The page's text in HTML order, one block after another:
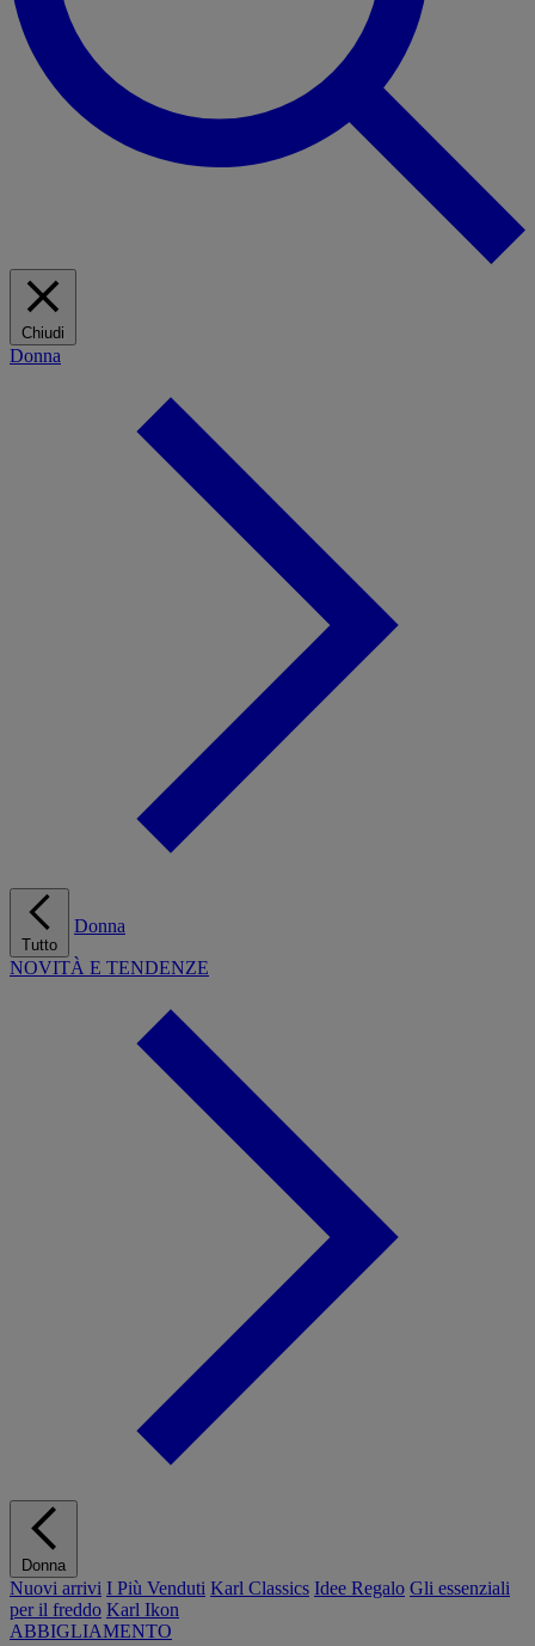
Chiudi
Donna
Tutto
Donna
NOVITÀ E TENDENZE
Donna
Nuovi arrivi I Più Venduti Karl Classics Idee Regalo Gli essenziali
per il freddo Karl Ikon
ABBIGLIAMENTO